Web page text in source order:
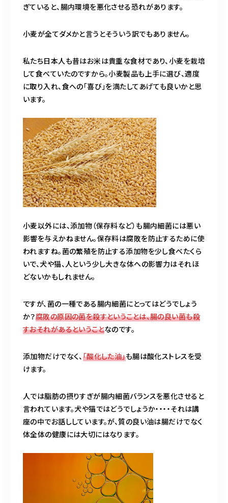
ぎていると、腸内環境を悪化させる恐れがあります。
小麦が全てダメかと言うとそういう訳でもありません。
私たち日本人も昔はお米は貴重な食材であり、小麦を栽培
して食べていたのですから。小麦製品も上手に選び、適度
に取り入れ、食への「喜び」を満たしてあげても良いかと思
います。
小麦以外には、添加物（保存料など）も腸内細菌には悪い
影響を与えかねません。保存料は腐敗を防止するために使
われますね。菌の繁殖を防止する添加物を少し食べたくら
いで、犬や猫、人という少し大きな体への影響力はそれほ
どないかもしれません。
ですが、菌の一種である腸内細菌にとってはどうでしょう
か？腐敗の原因の菌を殺すということは、腸の良い菌も殺
すおそれがあるということなのです。
添加物だけでなく、 「酸化した油」も腸は酸化ストレスを受
けます。
人では脂肪の摂りすぎが腸内細菌バランスを悪化させると
言われています。犬や猫ではどうでしょうか・・・・それは講
座の中でお話ししています。が、質の良い油は腸だけでなく
体全体の健康には大切にはなります。